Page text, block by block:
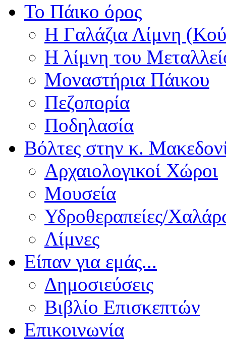
Το Πάικο όρος
Η Γαλάζια Λίμνη
Η λίμνη του
Μοναστήρια Πάικου
Πεζοπορία
Ποδηλασία
Βόλτες στην κ.
Αρχαιολογικοί Χώροι
Μουσεία
Υδροθεραπείες/
Λίμνες
Είπαν για εμάς...
Δημοσιεύσεις
Βιβλίο Επισκεπτών
Επικοινωνία